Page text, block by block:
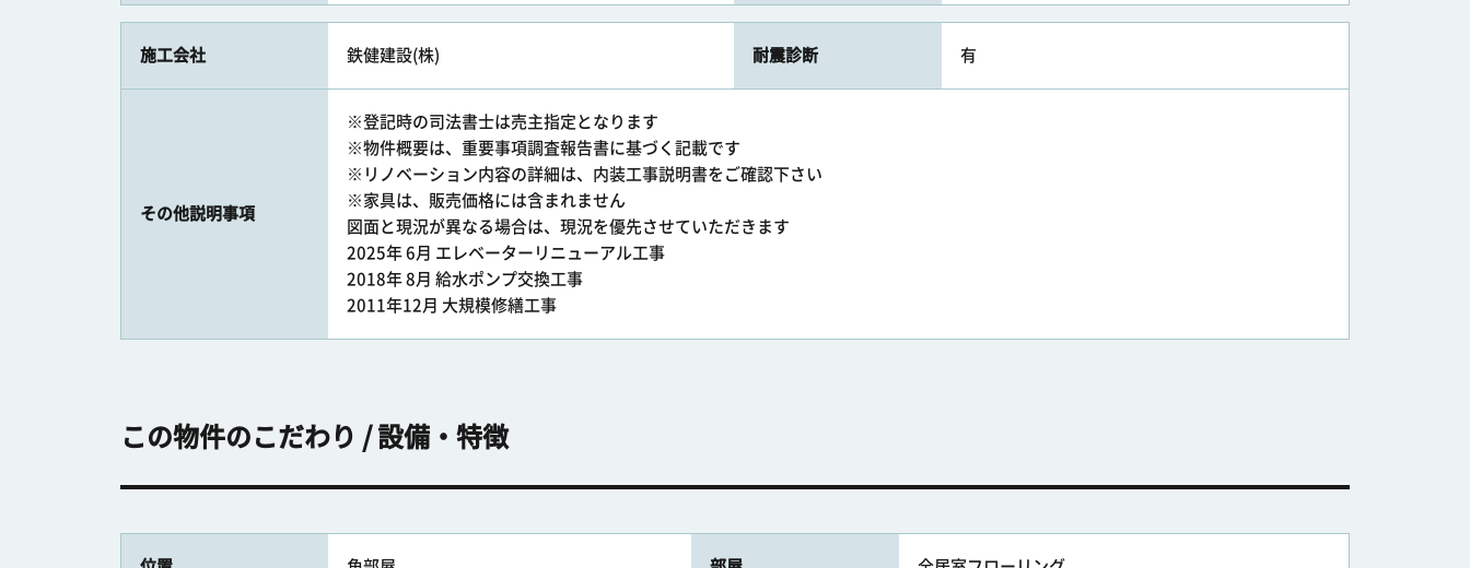
施工会社 鉄健建設(株) 耐震診断 有
その他説明事項
※登記時の司法書士は売主指定となります
※物件概要は、重要事項調査報告書に基づく記載です
※リノベーション内容の詳細は、内装工事説明書をご確認下さい
※家具は、販売価格には含まれません
図面と現況が異なる場合は、現況を優先させていただきます
2025年 6月 エレベーターリニューアル工事
2018年 8月 給水ポンプ交換工事
2011年12月 大規模修繕工事
この物件のこだわり / 設備・特徴